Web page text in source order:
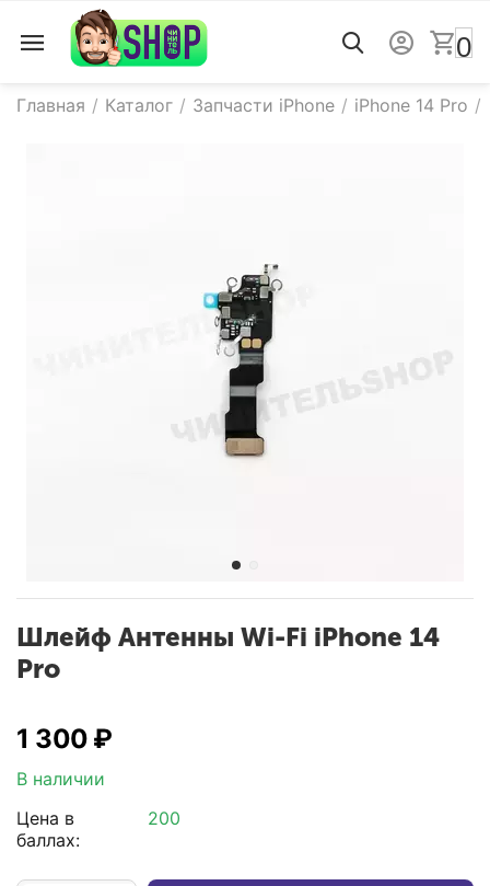
0
Главная / Каталог / Запчасти iPhone / iPhone 14 Pro /
Шлейф Антенны Wi-Fi iPhone 14
Pro
1 300 ₽
В наличии
Цена в
баллах:
200